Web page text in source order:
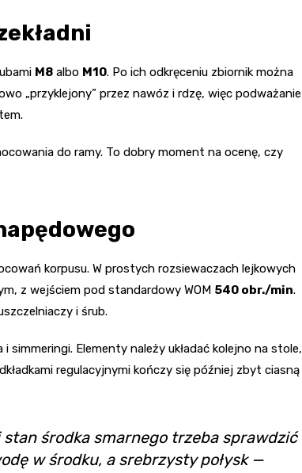
M8 albo M10. Po ich odkręceniu zbiornik można
„przyklejony” przez nawóz i rdzę, więc podważanie
do ramy. To dobry moment na ocenę, czy
korpusu. W prostych rozsiewaczach lejkowych
z wejściem pod standardowy WOM 540 obr./min.
i śrub.
simmeringi. Elementy należy układać kolejno na stole,
regulacyjnymi kończy się później zbyt ciasną
stan środka smarnego trzeba sprawdzić
w środku, a srebrzysty połysk —